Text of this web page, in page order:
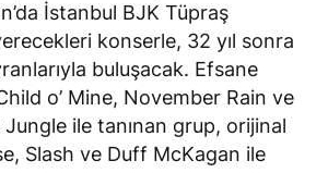
İstanbul BJK Tüpraş
konserle, 32 yıl sonra
buluşacak. Efsane
o’ Mine, November Rain ve
Jungle ile tanınan grup, orijinal
Slash ve Duff McKagan ile